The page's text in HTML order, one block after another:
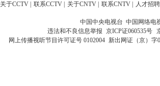
关于CCTV 联系CCTV 关于CNTV 联系CNTV 人才招聘
中国中央电视台 中国网络电
违法和不良信息举报 京ICP证060535号
网上传播视听节目许可证号 0102004 新出网证（京）